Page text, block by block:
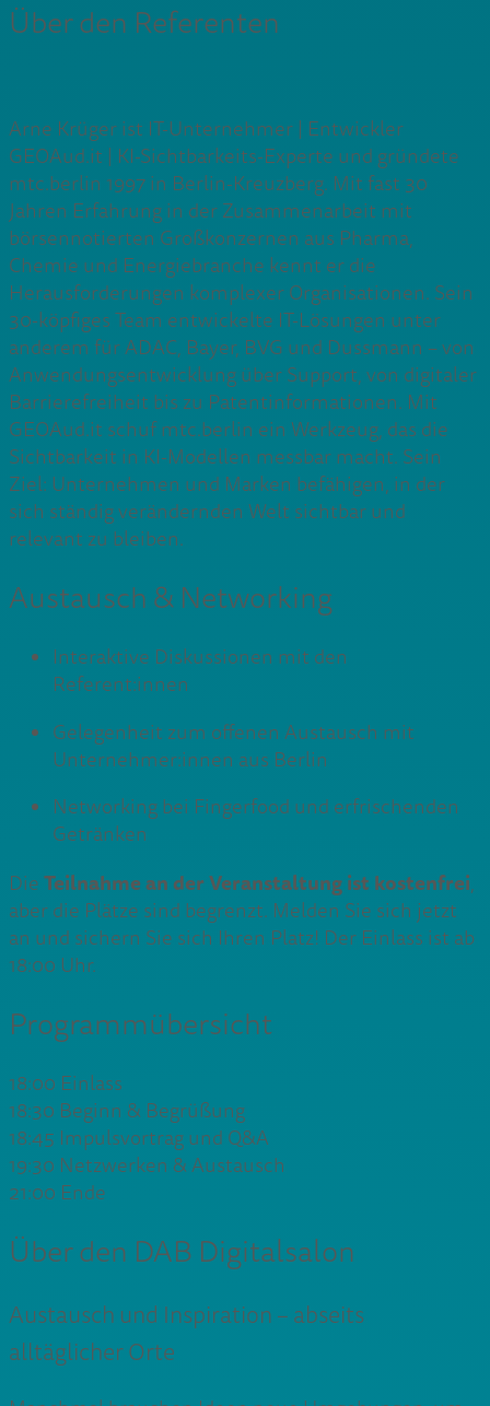
Über den Referenten
Arne Krüger ist IT-Unternehmer | Entwickler
GEOAud.it | KI-Sichtbarkeits-Experte und gründete
mtc.berlin 1997 in Berlin-Kreuzberg. Mit fast 30
Jahren Erfahrung in der Zusammenarbeit mit
börsennotierten Großkonzernen aus Pharma,
Chemie und Energiebranche kennt er die
Herausforderungen komplexer Organisationen. Sein
30-köpfiges Team entwickelte IT-Lösungen unter
anderem für ADAC, Bayer, BVG und Dussmann – von
Anwendungsentwicklung über Support, von digitaler
Barrierefreiheit bis zu Patentinformationen. Mit
GEOAud.it schuf mtc.berlin ein Werkzeug, das die
Sichtbarkeit in KI-Modellen messbar macht. Sein
Ziel: Unternehmen und Marken befähigen, in der
sich ständig verändernden Welt sichtbar und
relevant zu bleiben.
Austausch & Networking
Interaktive Diskussionen mit den
Referent:innen
Gelegenheit zum offenen Austausch mit
Unternehmer:innen aus Berlin
Networking bei Fingerfood und erfrischenden
Getränken
Die Teilnahme an der Veranstaltung ist kostenfrei,
aber die Plätze sind begrenzt. Melden Sie sich jetzt
an und sichern Sie sich Ihren Platz! Der Einlass ist ab
18:00 Uhr.
Programmübersicht
18:00 Einlass
18:30 Beginn & Begrüßung
18:45 Impulsvortrag und Q&A
19:30 Netzwerken & Austausch
21:00 Ende
Über den DAB Digitalsalon
Austausch und Inspiration – abseits
alltäglicher Orte